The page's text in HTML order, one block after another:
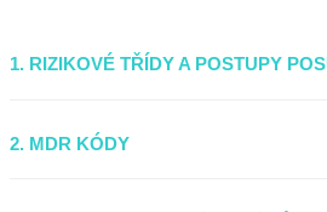
1. RIZIKOVÉ TŘÍDY A POSTUPY
2. MDR KÓDY